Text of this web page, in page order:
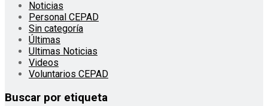
Noticias
Personal CEPAD
Sin categoría
Últimas
Ultimas Noticias
Videos
Voluntarios CEPAD
Buscar por etiqueta